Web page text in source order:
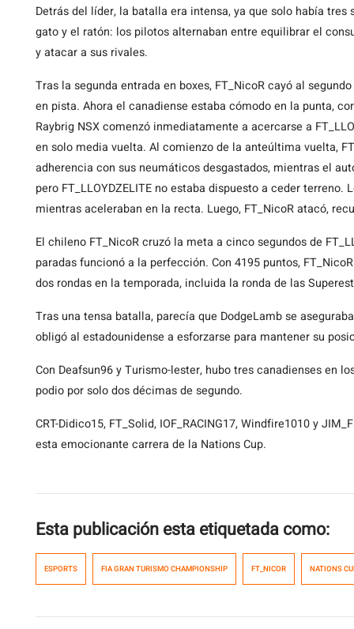
Detrás del líder, la batalla era intensa, ya que solo había
gato y el ratón: los pilotos alternaban entre equilibrar el
y atacar a sus rivales.
Tras la segunda entrada en boxes, FT_NicoR cayó al
en pista. Ahora el canadiense estaba cómodo en la punta,
Raybrig NSX comenzó inmediatamente a acercarse a
en solo media vuelta. Al comienzo de la anteúltima vuelta,
adherencia con sus neumáticos desgastados, mientras el
pero FT_LLOYDZELITE no estaba dispuesto a ceder
mientras aceleraban en la recta. Luego, FT_NicoR atacó,
El chileno FT_NicoR cruzó la meta a cinco segundos de
paradas funcionó a la perfección. Con 4195 puntos,
dos rondas en la temporada, incluida la ronda de las
Tras una tensa batalla, parecía que DodgeLamb se
obligó al estadounidense a esforzarse para mantener su
Con Deafsun96 y Turismo-lester, hubo tres canadienses en
podio por solo dos décimas de segundo.
CRT-Didico15, FT_Solid, IOF_RACING17, Windfire1010 y
esta emocionante carrera de la Nations Cup.
Esta publicación esta etiquetada como:
ESPORTS FIA GRAN TURISMO CHAMPIONSHIP FT_NICOR NATIONS